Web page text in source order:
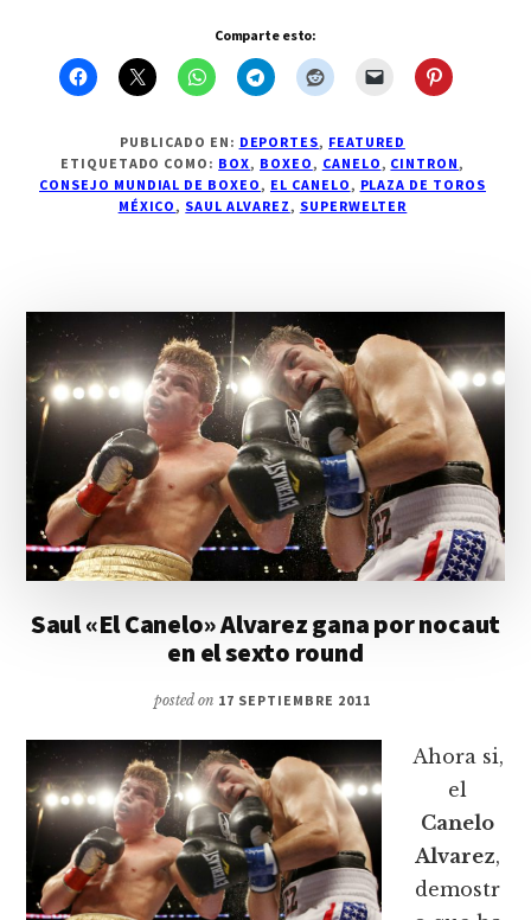
Comparte esto:
PUBLICADO EN: DEPORTES, FEATURED
ETIQUETADO COMO: BOX, BOXEO, CANELO, CINTRON,
CONSEJO MUNDIAL DE BOXEO, EL CANELO, PLAZA DE TOROS
MÉXICO, SAUL ALVAREZ, SUPERWELTER
Saul «El Canelo» Alvarez gana por nocaut
en el sexto round
posted on 17 SEPTIEMBRE 2011
Ahora si,
el
Canelo
Alvarez,
demostr